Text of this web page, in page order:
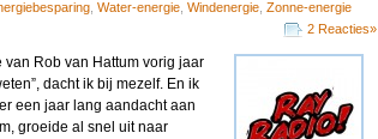
Water-energie Windenergie Zonne-energie
2 Reacties»
van Rob van Hattum vorig jaar
dacht ik bij mezelf. En ik
een jaar lang aandacht aan
groeide al snel uit naar